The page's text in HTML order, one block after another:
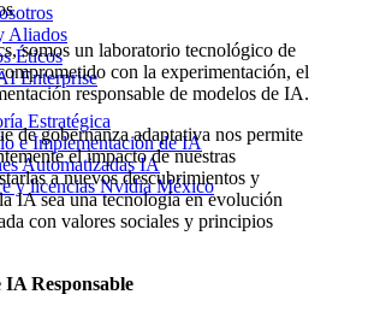
Aliados
Éticos
Enterprise
Estratégica
e Implementación de IA
Automatizadas IA
y licencias Nvidia México
somos un laboratorio tecnológico de
con la experimentación, el
responsable de modelos de IA.
de gobernanza adaptativa nos permite
el impacto de nuestras
a nuevos descubrimientos y
IA sea una tecnología en evolución
con valores sociales y principios
Responsable